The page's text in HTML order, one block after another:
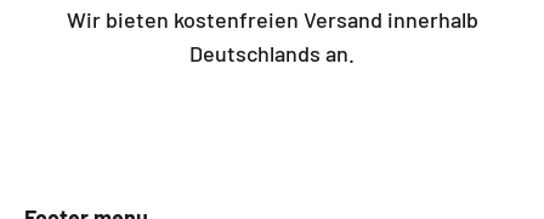
Wir bieten kostenfreien Versand innerhalb
Deutschlands an.